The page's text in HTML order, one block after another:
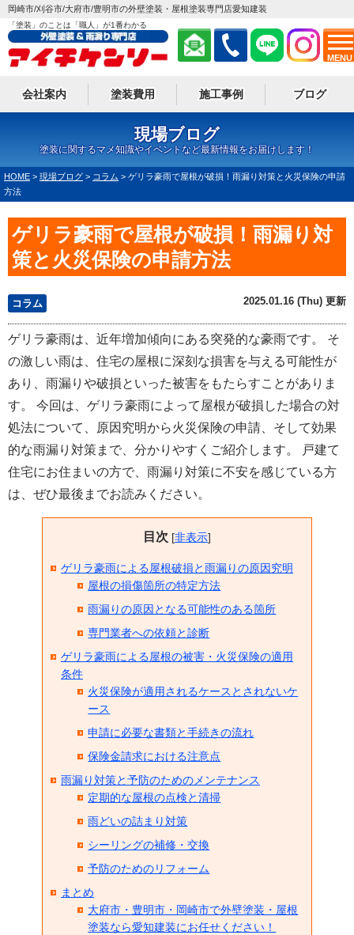
MENU
岡崎市/刈谷市/大府市/豊明市の外壁塗装・屋根塗装専門店愛知建装
「塗装」のことは「職人」が1番わかる
会社案内 塗装費用 施工事例 ブログ
現場ブログ
塗装に関するマメ知識やイベントなど最新情報をお届けします！
HOME > 現場ブログ > コラム > ゲリラ豪雨で屋根が破損！雨漏り対策と火災保険の申請
方法
ゲリラ豪雨で屋根が破損！雨漏り対
策と火災保険の申請方法
コラム 2025.01.16 (Thu) 更新
ゲリラ豪雨は、近年増加傾向にある突発的な豪雨です。 そ
の激しい雨は、住宅の屋根に深刻な損害を与える可能性が
あり、雨漏りや破損といった被害をもたらすことがありま
す。 今回は、ゲリラ豪雨によって屋根が破損した場合の対
処法について、原因究明から火災保険の申請、そして効果
的な雨漏り対策まで、分かりやすくご紹介します。 戸建て
住宅にお住まいの方で、雨漏り対策に不安を感じている方
は、ぜひ最後までお読みください。
目次 [非表示]
ゲリラ豪雨による屋根破損と雨漏りの原因究明
屋根の損傷箇所の特定方法
雨漏りの原因となる可能性のある箇所
専門業者への依頼と診断
ゲリラ豪雨による屋根の被害・火災保険の適用
条件
火災保険が適用されるケースとされないケ
ース
申請に必要な書類と手続きの流れ
保険金請求における注意点
雨漏り対策と予防のためのメンテナンス
定期的な屋根の点検と清掃
雨どいの詰まり対策
シーリングの補修・交換
予防のためのリフォーム
まとめ
大府市・豊明市・岡崎市で外壁塗装・屋根
塗装なら愛知建装にお任せください！